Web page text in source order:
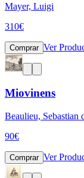
Mayer, Luigi
310€
Comprar Ver
Miovinens
Beaulieu, Sebastian
90€
Comprar Ver